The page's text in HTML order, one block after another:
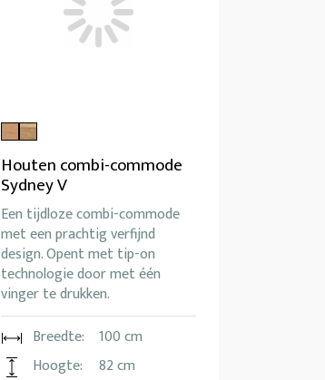
Houten combi-commode
Sydney V
Een tijdloze combi-commode
met een prachtig verfijnd
design. Opent met tip-on
technologie door met één
vinger te drukken.
Breedte:
100 cm
Hoogte:
82 cm